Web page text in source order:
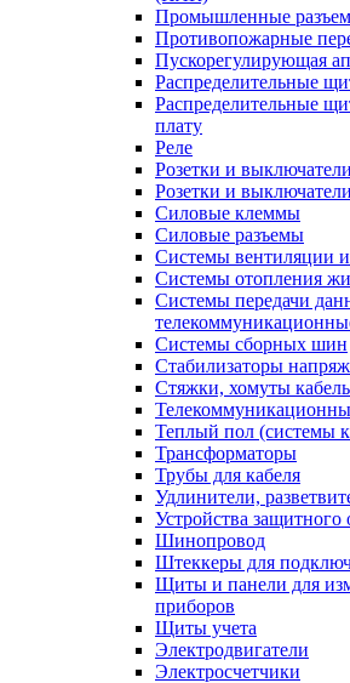
Промышленные
Противопожарные
Пускорегулирующая
Распределительные
Распределительные
плату
Реле
Розетки и выключатели
Розетки и выключатели
Силовые клеммы
Силовые разъемы
Системы вентиляции
Системы отопления
Системы передачи
Системы сборных шин
Стабилизаторы
Стяжки, хомуты
Теплый пол (системы
Трансформаторы
Трубы для кабеля
Удлинители,
Устройства
Шинопровод
Штеккеры для
Щиты и панели для
приборов
Щиты учета
Электродвигатели
Электросчетчики